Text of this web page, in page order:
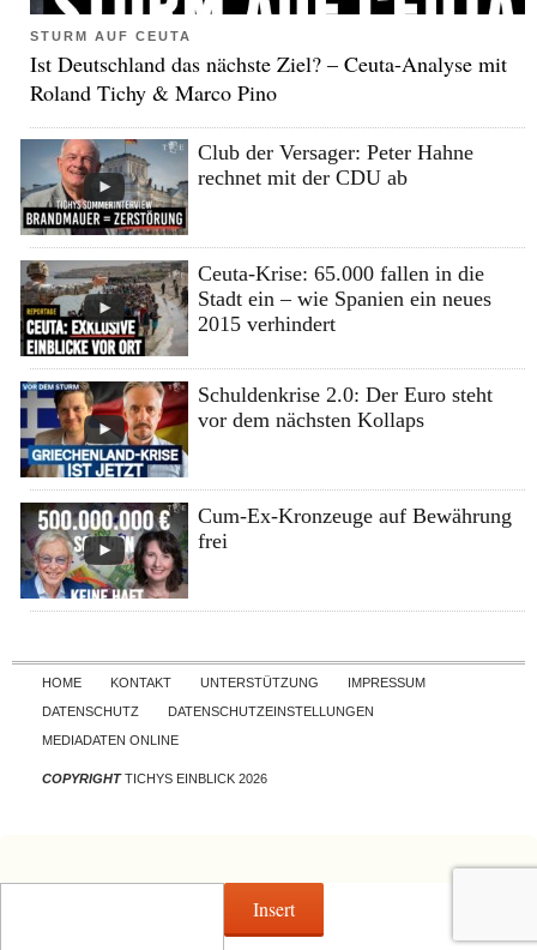
STURM AUF CEUTA
Ist Deutschland das nächste Ziel? – Ceuta-Analyse mit
Roland Tichy & Marco Pino
Club der Versager: Peter Hahne
rechnet mit der CDU ab
Ceuta-Krise: 65.000 fallen in die
Stadt ein – wie Spanien ein neues
2015 verhindert
Schuldenkrise 2.0: Der Euro steht
vor dem nächsten Kollaps
Cum-Ex-Kronzeuge auf Bewährung
frei
Skip to content
HOME KONTAKT UNTERSTÜTZUNG
IMPRESSUM
DATENSCHUTZ
DATENSCHUTZEINSTELLUNGEN
MEDIADATEN ONLINE
COPYRIGHTTICHYS EINBLICK 2026
Insert